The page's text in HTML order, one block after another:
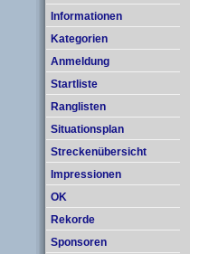
Informationen
Kategorien
Anmeldung
Startliste
Ranglisten
Situationsplan
Streckenübersicht
Impressionen
OK
Rekorde
Sponsoren